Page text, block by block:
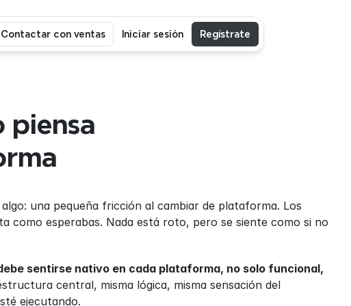
piensa
una pequeña fricción al cambiar de plataforma. Los
como esperabas. Nada está roto, pero se siente como si no
sentirse nativo en cada plataforma, no solo funcional,
central, misma lógica, misma sensación del
ejecutando.
Contactar con ventas Iniciar sesión Regístrate